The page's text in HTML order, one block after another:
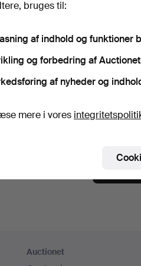
dig Auctionets nyhedsbrev.
du blandt andet se eksperttips,
er over 18 år og godkender
Auctionet
bruges til:
af indhold og funktioner
og forbedring af
af nyheder og
mere i vores